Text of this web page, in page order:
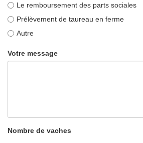
Le remboursement des parts sociales
Prélèvement de taureau en ferme
Autre
Votre message
Nombre de vaches